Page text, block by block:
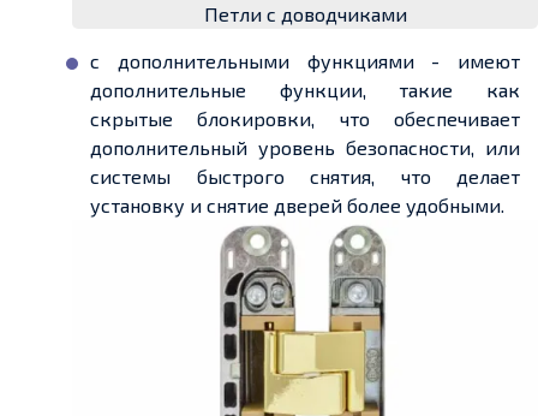
Петли с доводчиками
с дополнительными функциями - имеют
дополнительные функции, такие как
скрытые блокировки, что обеспечивает
дополнительный уровень безопасности, или
системы быстрого снятия, что делает
установку и снятие дверей более удобными.